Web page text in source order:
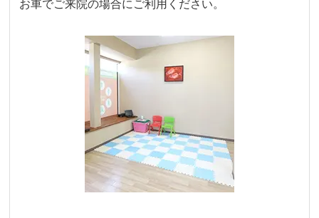
お車でご来院の場合にご利用ください。